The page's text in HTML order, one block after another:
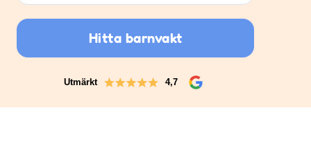
Hitta barnvakt
Utmärkt 4,7